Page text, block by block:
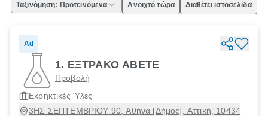
Ταξινόμηση: Προτεινόμενα Ανοιχτό τώρα Διαθέτει ιστοσελίδα
Ad
1. ΕΞΤΡΑΚΟ ΑΒΕΤΕ
Προβολή
Εκρηκτικές Ύλες
3ΗΣ ΣΕΠΤΕΜΒΡΙΟΥ 90, Αθήνα [Δήμος], Αττική, 10434